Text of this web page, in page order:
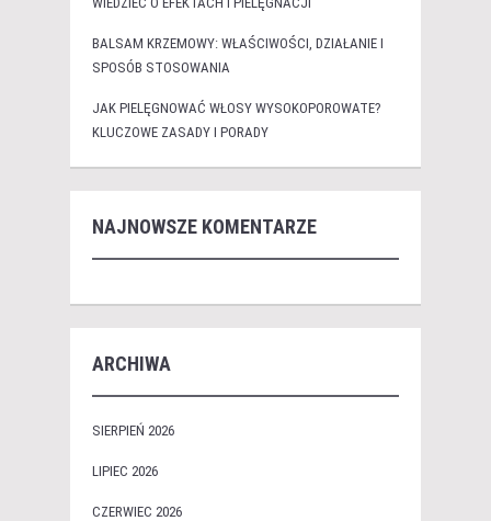
BALSAM KRZEMOWY: WŁAŚCIWOŚCI, DZIAŁANIE I
SPOSÓB STOSOWANIA
JAK PIELĘGNOWAĆ WŁOSY WYSOKOPOROWATE?
KLUCZOWE ZASADY I PORADY
NAJNOWSZE KOMENTARZE
ARCHIWA
SIERPIEŃ 2026
LIPIEC 2026
CZERWIEC 2026